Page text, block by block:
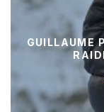
GUILLAUME